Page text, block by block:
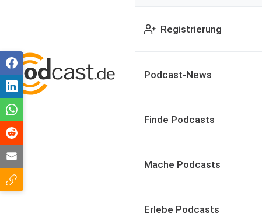
Registrierung
Podcast-News
Finde Podcasts
Mache Podcasts
Erlebe Podcasts